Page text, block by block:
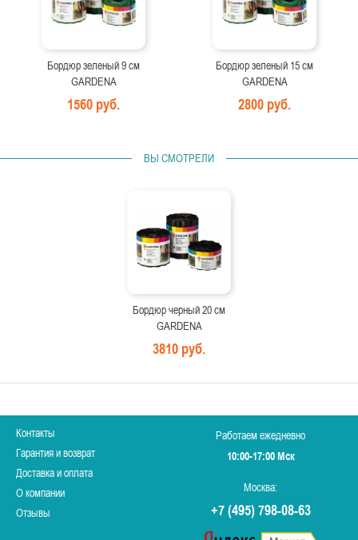
Бордюр зеленый 9 см
GARDENA
1560 руб.
Бордюр зеленый 15 см
GARDENA
2800 руб.
ВЫ СМОТРЕЛИ
Бордюр черный 20 см
GARDENA
3810 руб.
Контакты
Гарантия и возврат
Доставка и оплата
О компании
Отзывы
Работаем ежедневно
10:00-17:00 Мск
Москва:
+7 (495) 798-08-63